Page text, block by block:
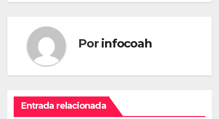
Por infocoah
Entrada relacionada